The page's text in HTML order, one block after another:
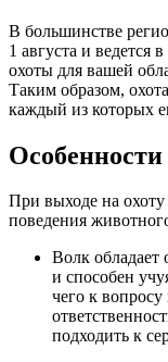
В большинстве
1 августа и ведется
охоты для вашей
Таким образом,
каждый из которых
При выходе на
поведения
Волк
и способен
чего к
подходить к